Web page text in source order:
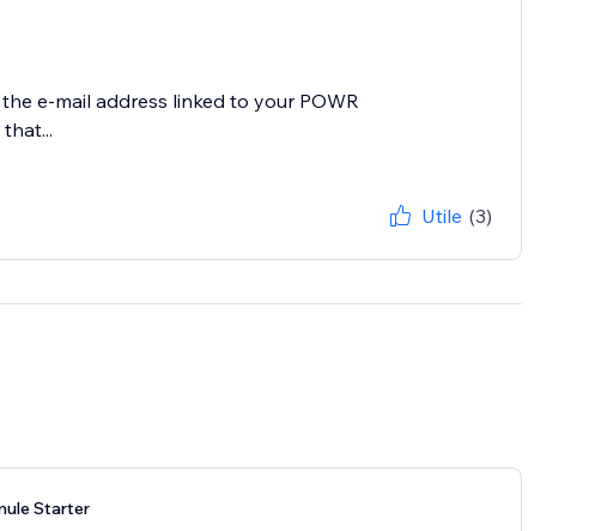
e-mail address linked to your POWR
Utile (3)
Starter